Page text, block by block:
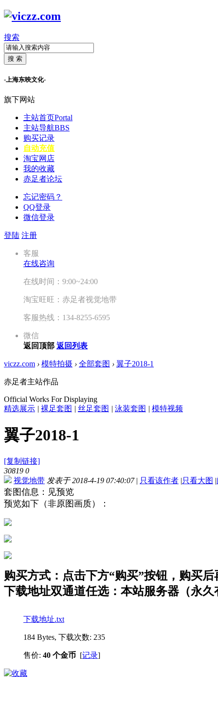
搜索
搜 索
-上海东映文化-
旗下网站
主站首页Portal
主站导航BBS
购买记录
自动充值
淘宝网店
我的收藏
赤足者论坛
忘记密码？
QQ登录
微信登录
登陆 注册
客服
在线咨询
在线时间：9:00~24:00
淘宝旺旺：赤足者视觉地带
客服热线：134-8255-6595
微信
返回顶部 返回列表
viczz.com › 模特拍摄 › 全部套图 › 翼子2018-1
赤足者主站作品
Official Works For Displaying
精选展示 | 裸足套图 | 丝足套图 | 泳装套图 | 模特视频
翼子2018-1
[复制链接]
30819 0
视觉地带 发表于 2018-4-19 07:40:07 | 只看该作者 |只看大图 |
套图信息：见预览
预览如下（非原图画质）：
购买方式：点击下方“购买”按钮，购买
下载地址双通道任选：本站服务器（永
下载地址.txt
184 Bytes, 下载次数: 235
售价: 40 个金币 [记录]